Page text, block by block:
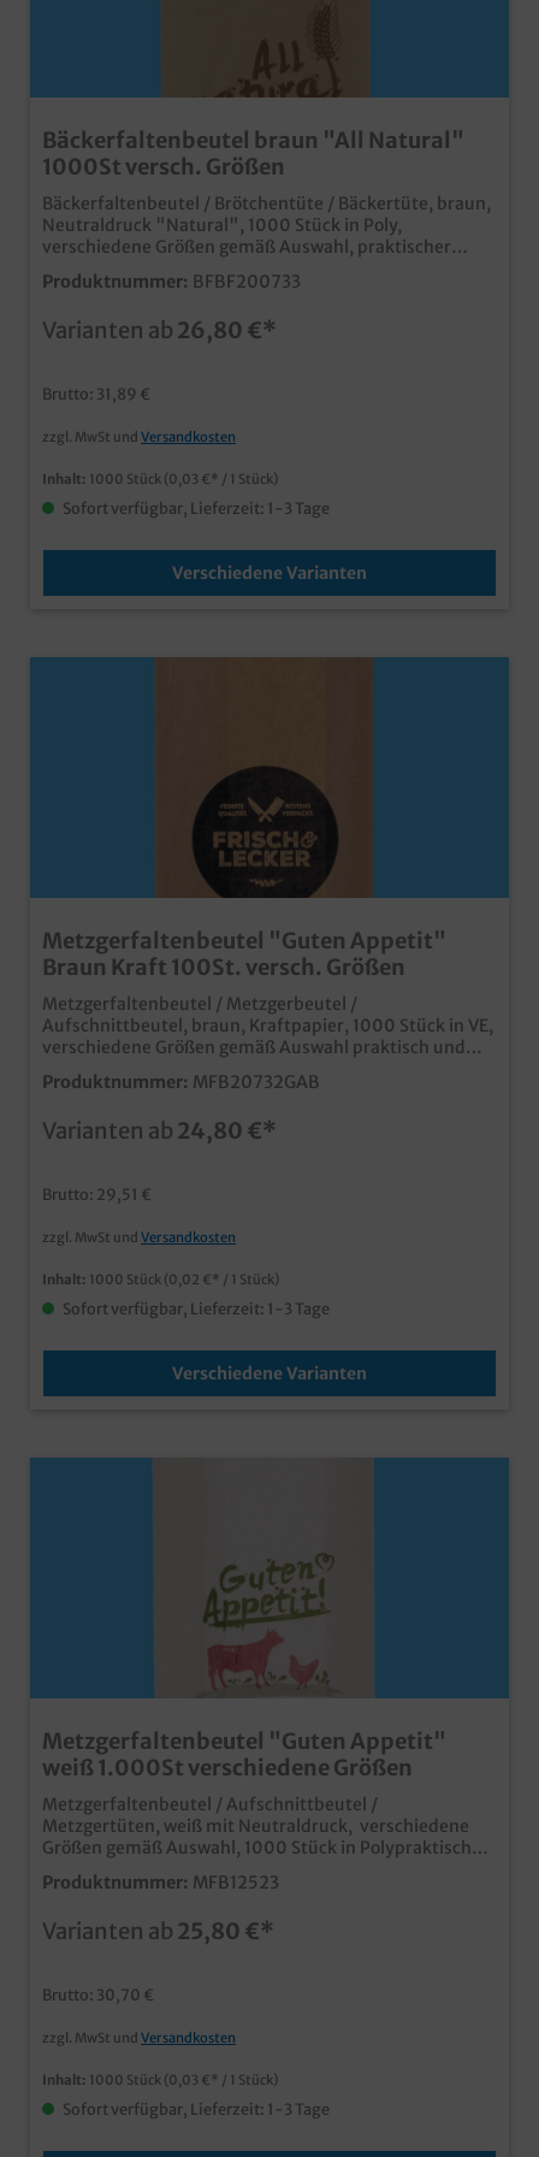
Bäckerfaltenbeutel braun "All Natural"
1000St versch. Größen
Bäckerfaltenbeutel / Brötchentüte / Bäckertüte, braun,
Neutraldruck "Natural", 1000 Stück in Poly,
verschiedene Größen gemäß Auswahl, praktischer
Papierfaltenbeutel für Brötchen, Gebäck, Kuchen, usw.
mit braunem Papier auch ideal für den Einsatz im
vielen weiteren Produkten unseres Sortiments ab
Produktnummer: BFBF200733
Varianten ab 26,80 €*
Brutto: 31,89 €
zzgl. MwSt und Versandkosten
Inhalt: 1000 Stück (0,03 €* / 1 Stück)
Sofort verfügbar, Lieferzeit: 1-3 Tage
Verschiedene Varianten
Metzgerfaltenbeutel "Guten Appetit"
Braun Kraft 100St. versch. Größen
Metzgerfaltenbeutel / Metzgerbeutel /
Aufschnittbeutel, braun, Kraftpapier, 1000 Stück in VE,
verschiedene Größen gemäß Auswahl praktisch und
qualitativ, aus braunem Kraftpapier mit "Guten
Appetit" Neutraldruck ideal für Metzgerei, Fleischerei
bedruckbar
Produktnummer: MFB20732GAB
Varianten ab 24,80 €*
Brutto: 29,51 €
zzgl. MwSt und Versandkosten
Inhalt: 1000 Stück (0,02 €* / 1 Stück)
Sofort verfügbar, Lieferzeit: 1-3 Tage
Verschiedene Varianten
Metzgerfaltenbeutel "Guten Appetit"
weiß 1.000St verschiedene Größen
Metzgerfaltenbeutel / Aufschnittbeutel /
Metzgertüten, weiß mit Neutraldruck, verschiedene
Größen gemäß Auswahl, 1000 Stück in Polypraktische
und umweltfreundliche Papierfaltenbeutelmit
Neutraldruck "Guten Appetit", ideal zum Verpacken
Stück
Produktnummer: MFB12523
Varianten ab 25,80 €*
Brutto: 30,70 €
zzgl. MwSt und Versandkosten
Inhalt: 1000 Stück (0,03 €* / 1 Stück)
Sofort verfügbar, Lieferzeit: 1-3 Tage